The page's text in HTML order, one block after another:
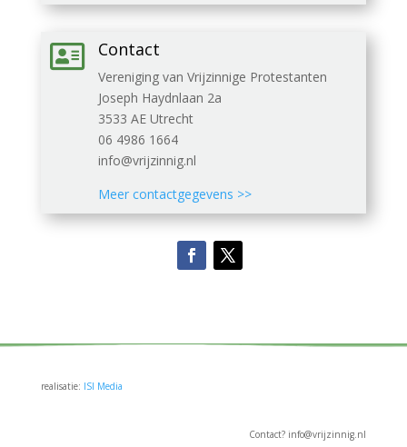
 Contact
Vereniging van Vrijzinnige Protestanten
Joseph Haydnlaan 2a
3533 AE Utrecht
06 4986 1664
info@vrijzinnig.nl
Meer contactgegevens >>
realisatie: ISI Media
Contact? info@vrijzinnig.nl